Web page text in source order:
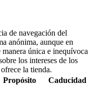
de navegación del
anónima, aunque en
única e inequívoca
los intereses de los
la tienda.
Propósito Caducidad